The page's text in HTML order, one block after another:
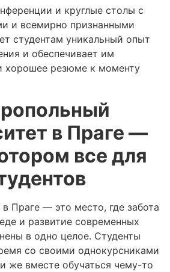
и круглые столы с
и всемирно признанными
студентам уникальный опыт
и обеспечивает им
хорошее резюме к моменту
в Праге —
все для
в Праге — это место, где забота
и развитие современных
в одно целое. Студенты
со своими однокурсниками
же вместе обучаться чему-то